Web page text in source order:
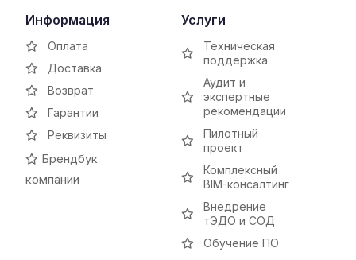
Информация
Оплата
Доставка
Возврат
Гарантии
Реквизиты
Брендбук
компании
Услуги
Техническая
поддержка
Аудит и
экспертные
рекомендации
Пилотный
проект
Комплексный
BIM-консалтинг
Внедрение
тЭДО и СОД
Обучение ПО